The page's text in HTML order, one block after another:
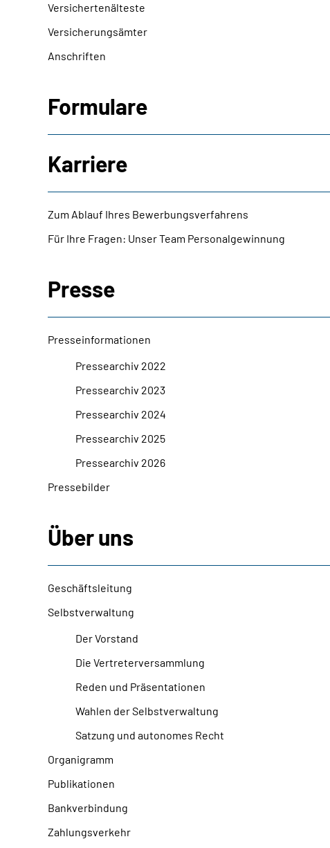
Versichertenälteste
Versicherungsämter
Anschriften
Formulare
Karriere
Zum Ablauf Ihres Bewerbungsverfahrens
Für Ihre Fragen: Unser Team Personalgewinnung
Presse
Presseinformationen
Pressearchiv 2022
Pressearchiv 2023
Pressearchiv 2024
Pressearchiv 2025
Pressearchiv 2026
Pressebilder
Über uns
Geschäftsleitung
Selbstverwaltung
Der Vorstand
Die Vertreterversammlung
Reden und Präsentationen
Wahlen der Selbstverwaltung
Satzung und autonomes Recht
Organigramm
Publikationen
Bankverbindung
Zahlungsverkehr